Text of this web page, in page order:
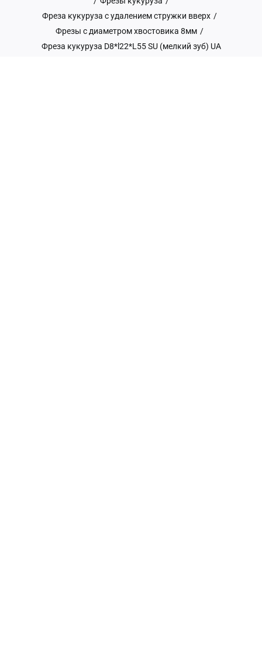
Фреза кукуруза с удалением стружки вверх /
Фрезы с диаметром хвостовика 8мм /
Фреза кукуруза D8*l22*L55 SU (мелкий зуб) UA